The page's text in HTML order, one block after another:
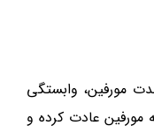
مورفین، وابستگی
مورفین عادت کرده و